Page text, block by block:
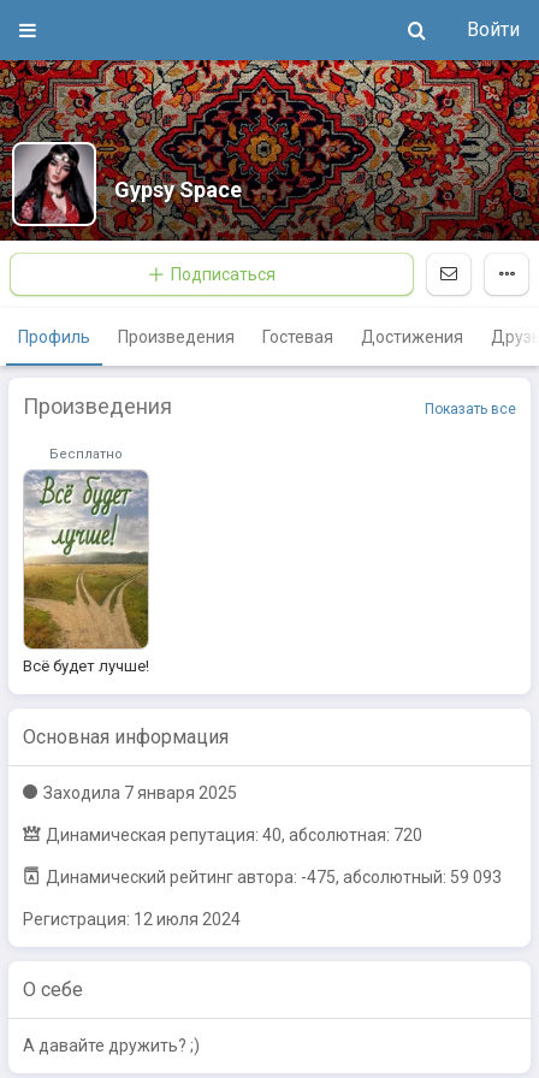
Войти
Gypsy Space
Подписаться
Профиль Произведения Гостевая Достижения
Произведения Показать все
Бесплатно
Всё будет лучше!
Основная информация
Заходилa 7 января 2025
Динамическая репутация: 40, абсолютная: 720
Динамический рейтинг автора: -475, абсолютный: 59 093
Регистрация: 12 июля 2024
О себе
А давайте дружить? ;)